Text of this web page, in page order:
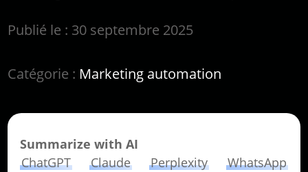
Publié le : 30 septembre 2025
Catégorie : Marketing automation
Summarize with AI
ChatGPT
Claude Perplexity
WhatsApp